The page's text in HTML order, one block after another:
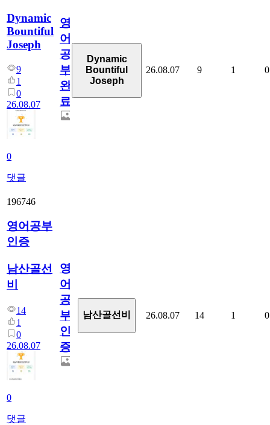
Dynamic
Bountiful
Joseph
9
1
0
26.08.07
0
댓글
영
어
공
부
완
료
Dynamic
Bountiful
Joseph
26.08.07 9 1 0
196746
영어공부
인증
남산골선
비
14
1
0
26.08.07
0
댓글
영
어
공
부
인
증
남산골선비 26.08.07 14 1 0